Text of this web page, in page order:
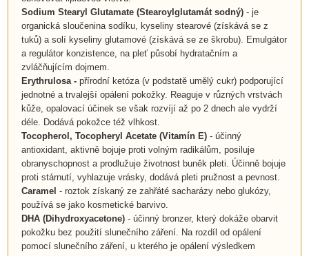
Sodium Stearyl Glutamate (Stearoylglutamát sodný)- je
organická sloučenina sodíku, kyseliny stearové (získává se z
tuků) a solí kyseliny glutamové (získává se ze škrobu). Emulgátor
a regulátor konzistence, na pleť působí hydratačním a
zvláčňujícím dojmem.
Erythrulosa - přírodní ketóza (v podstatě umělý cukr) podporující
jednotné a trvalejší opálení pokožky. Reaguje v různých vrstvách
kůže, opalovací účinek se však rozvíjí až po 2 dnech ale vydrží
déle. Dodává pokožce též vlhkost.
Tocopherol, Tocopheryl Acetate(Vitamín E)- účinný
antioxidant, aktivně bojuje proti volným radikálům, posiluje
obranyschopnost a prodlužuje životnost buněk pleti. Účinně bojuje
proti stárnutí, vyhlazuje vrásky, dodává pleti pružnost a pevnost.
Caramel - roztok získaný ze zahřáté sacharázy nebo glukózy,
používá se jako kosmetické barvivo.
DHA (Dihydroxyacetone)- účinný bronzer, který dokáže obarvit
pokožku bez použití slunečního záření. Na rozdíl od opálení
pomocí slunečního záření, u kterého je opálení výsledkem